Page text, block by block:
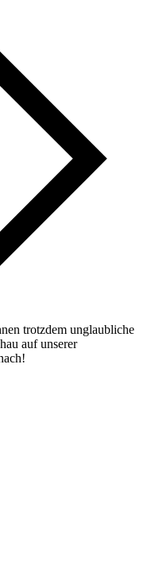
trotzdem unglaubliche
auf unserer